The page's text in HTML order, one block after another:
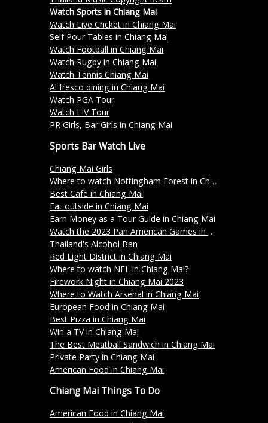
Watch Sports in Chiang Mai
Watch Live Cricket in Chiang Mai
Self Pour Tables in Chiang Mai
Watch Football in Chiang Mai
Watch Rugby in Chiang Mai
Watch Tennis Chiang Mai
Al fresco dining in Chiang Mai
Watch PGA Tour
Watch LIV Tour
PR Girls, Bar Girls in Chiang Mai
Sports Bar Watch Live
Chiang Mai Girls
Where to watch Nottingham Forest in Chiang Mai?
Best Cafe in Chiang Mai
Eat outside in Chiang Mai
Earn Money as a Tour Guide in Chiang Mai
Watch the 2023 Pan American Games in Chiang Mai
Thailand's Alcohol Ban
Red Light District in Chiang Mai
Where to watch NFL in Chiang Mai?
Firework Night in Chiang Mai 2023
Where to Watch Arsenal in Chiang Mai
European Food in Chiang Mai
Best Pizza in Chiang Mai
Win a TV in Chiang Mai
The Best Meatball Sandwich in Chiang Mai
Private Party in Chiang Mai
American Food in Chiang Mai
Chiang Mai Things To Do
American Food in Chiang Mai